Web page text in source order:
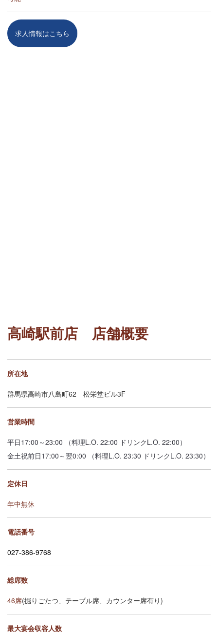
求人情報はこちら
高崎駅前店 店舗概要
所在地
群馬県高崎市八島町62 松栄堂ビル3F
営業時間
平日17:00～23:00 （料理L.O. 22:00 ドリンクL.O. 22:00）
金土祝前日17:00～翌0:00 （料理L.O. 23:30 ドリンクL.O. 23:30）
定休日
年中無休
電話番号
027-386-9768
総席数
46席(掘りごたつ、テーブル席、カウンター席有り)
最大宴会収容人数